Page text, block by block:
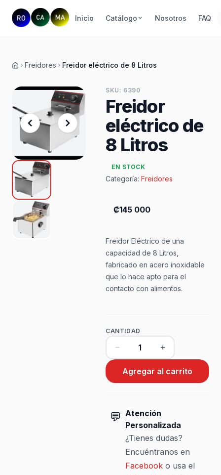
Inicio Catálogo Nosotros FAQ
Inicio
Freidores Freidor eléctrico de 8 Litros
SKU: 6390
Freidor
eléctrico de
8 Litros
EN STOCK
Categoría: Freidores
₡145 000
Freidor Eléctrico de una
capacidad de 8 Litros,
fabricado en acero inoxidable
que lo hace apto para el
contacto con alimentos.
CANTIDAD
Agregar al carrito
💬 Atención
Personalizada
¿Tienes dudas?
Encuéntranos en
Facebooko usa el